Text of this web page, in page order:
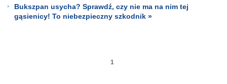
Bukszpan usycha? Sprawdź, czy nie ma na nim tej
gąsienicy! To niebezpieczny szkodnik »
1